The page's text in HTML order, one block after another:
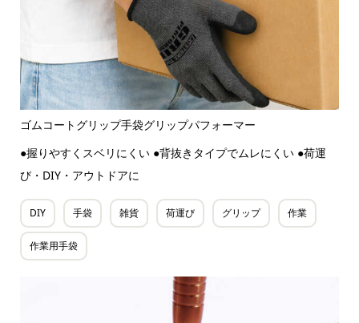
ゴムコートグリップ手袋グリップパフォーマー
●握りやすくスベリにくい ●背抜きタイプでムレにくい ●荷運
び・DIY・アウトドアに
DIY 手袋 雑貨 荷運び グリップ 作業
作業用手袋